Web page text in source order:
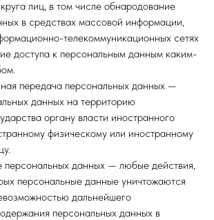
лиц, в том числе обнародование
в средствах массовой информации,
телекоммуникационных сетях
доступа к персональным данным каким-
передача персональных данных —
данных на территорию
органу власти иностранного
физическому или иностранному
персональных данных — любые действия,
персональные данные уничтожаются
дальнейшего
персональных данных в